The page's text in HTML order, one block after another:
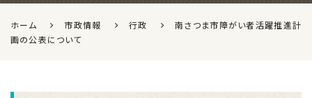
ホーム 市政情報 行政
南さつま市障がい者活躍推進計
画の公表について